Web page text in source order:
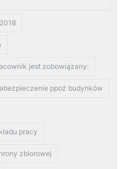
jest zobowiązany:
ppoż budynków
pracy
zbiorowej